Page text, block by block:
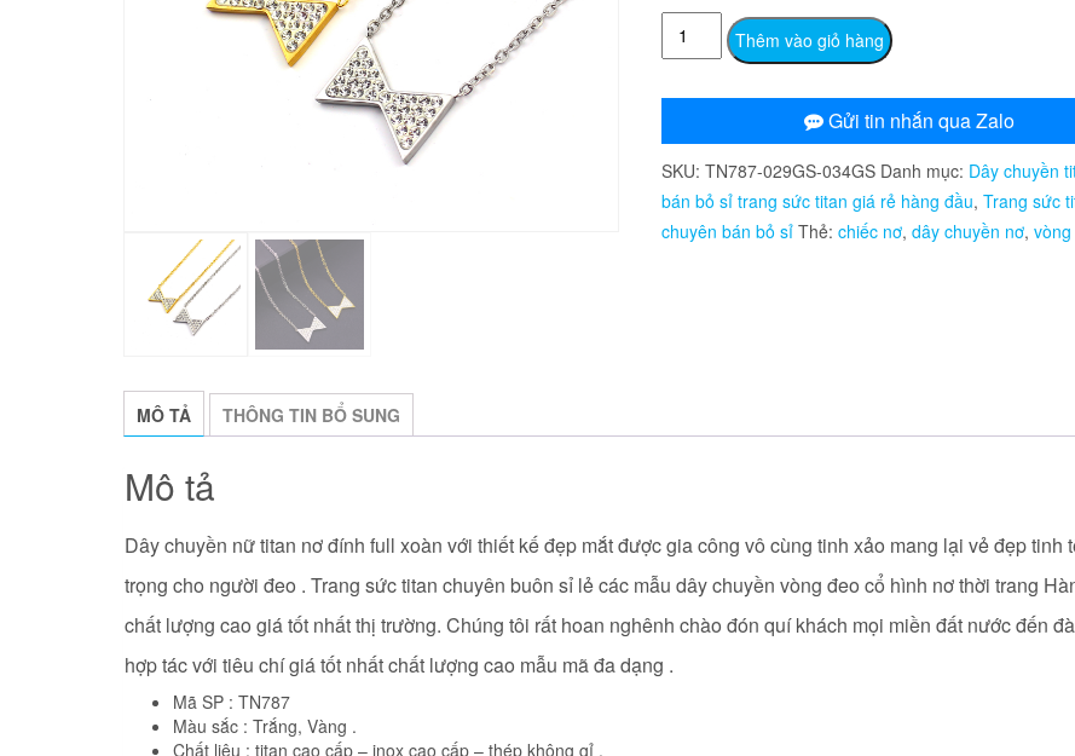
TN787
Dây
titan
nơ
đính
full
Thêm vào giỏ hàng
Gửi tin nhắn qua Zalo
SKU: TN787-029GS-034GS Danh mục: Dây chuyền
bán bỏ sỉ trang sức titan giá rẻ hàng đầu, Trang sức
chuyên bán bỏ sỉ Thẻ: chiếc nơ, dây chuyền nơ,
MÔ TẢ THÔNG TIN BỔ SUNG
Mô tả
Dây chuyền nữ titan nơ đính full xoàn với thiết kế đẹp mắt được gia công vô cùng tinh xảo mang lại vẻ đẹp tinh
trọng cho người đeo . Trang sức titan chuyên buôn sỉ lẻ các mẫu dây chuyền vòng đeo cổ hình nơthời trang
chất lượng cao giá tốt nhất thị trường. Chúng tôi rất hoan nghênh chào đón quí khách mọi miền đất nước đến
hợp tác với tiêu chí giá tốt nhất chất lượng cao mẫu mã đa dạng .
Mã SP : TN787
Màu sắc : Trắng, Vàng .
Chất liệu : titan cao cấp – inox cao cấp – thép không gỉ .